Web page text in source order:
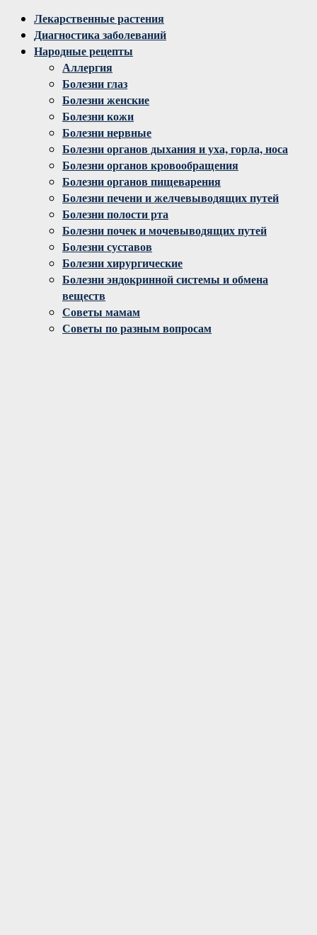
Facebook
Twitter
Instagram
YoutubeЛекарственные растения
Диагностика заболеваний
Народные рецепты
Аллергия
Болезни глаз
Болезни женские
Болезни кожи
Болезни нервные
Болезни органов дыхания и уха, горла, носа
Болезни органов кровообращения
Болезни органов пищеварения
Болезни печени и желчевыводящих путей
Болезни полости рта
Болезни почек и мочевыводящих путей
Болезни суставов
Болезни хирургические
Болезни эндокринной системы и обмена
веществ
Советы мамам
Советы по разным вопросам